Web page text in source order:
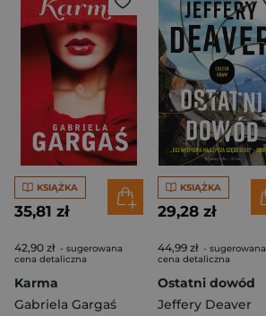
KSIĄŻKA
35,81 zł
42,90 zł - sugerowana
cena detaliczna
Karma
Gabriela Gargaś
KSIĄŻKA
29,28 zł
44,99 zł - sugerowana
cena detaliczna
Ostatni dowód
Jeffery Deaver